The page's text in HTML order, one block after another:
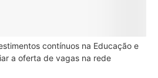
contínuos na Educação e
a oferta de vagas na rede